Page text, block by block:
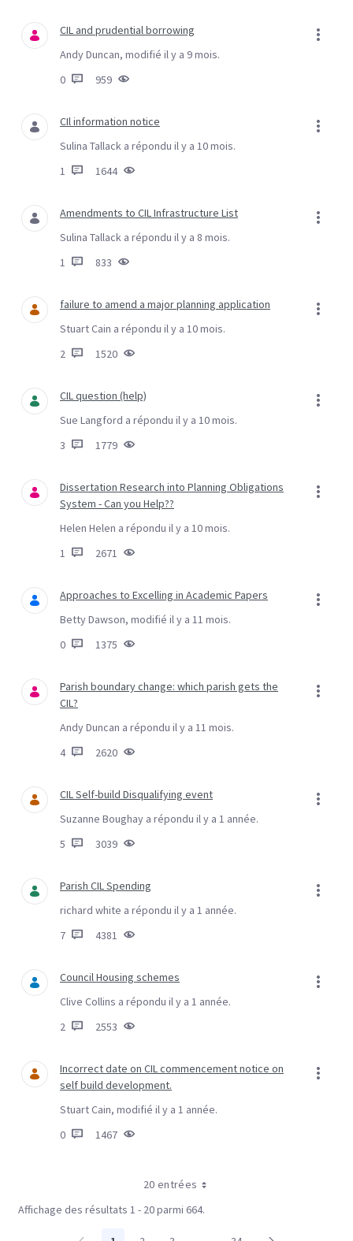
CIL and prudential borrowing
Andy Duncan, modifié il y a 9 mois.
0
959
CIl information notice
Sulina Tallack a répondu il y a 10 mois.
1
1644
Amendments to CIL Infrastructure List
Sulina Tallack a répondu il y a 8 mois.
1
833
failure to amend a major planning application
Stuart Cain a répondu il y a 10 mois.
2
1520
CIL question (help)
Sue Langford a répondu il y a 10 mois.
3
1779
Dissertation Research into Planning Obligations
System - Can you Help??
Helen Helen a répondu il y a 10 mois.
1
2671
Approaches to Excelling in Academic Papers
Betty Dawson, modifié il y a 11 mois.
0
1375
Parish boundary change: which parish gets the
CIL?
Andy Duncan a répondu il y a 11 mois.
4
2620
CIL Self-build Disqualifying event
Suzanne Boughay a répondu il y a 1 année.
5
3039
Parish CIL Spending
richard white a répondu il y a 1 année.
7
4381
Council Housing schemes
Clive Collins a répondu il y a 1 année.
2
2553
Incorrect date on CIL commencement notice on
self build development.
Stuart Cain, modifié il y a 1 année.
0
1467
20 entrées
Affichage des résultats 1 - 20 parmi 664.